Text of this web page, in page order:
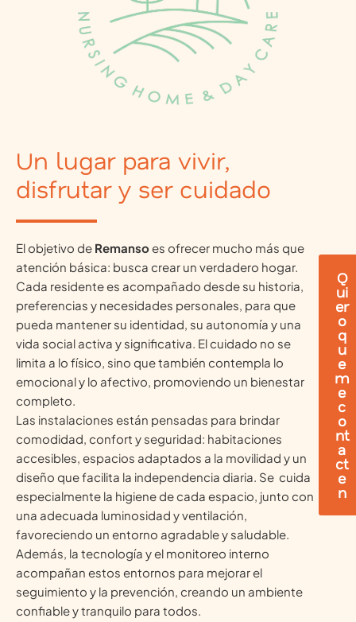
Un lugar para vivir,
disfrutar y ser cuidado
El objetivo de Remansoes ofrecer mucho más que
atención básica: busca crear un verdadero hogar.
Cada residente es acompañado desde su historia,
preferencias y necesidades personales, para que
pueda mantener su identidad, su autonomía y una
vida social activa y significativa. El cuidado no se
limita a lo físico, sino que también contempla lo
emocional y lo afectivo, promoviendo un bienestar
completo.
Las instalaciones están pensadas para brindar
comodidad, confort y seguridad: habitaciones
accesibles, espacios adaptados a la movilidad y un
diseño que facilita la independencia diaria. Se cuida
especialmente la higiene de cada espacio, junto con
una adecuada luminosidad y ventilación,
favoreciendo un entorno agradable y saludable.
Además, la tecnología y el monitoreo interno
acompañan estos entornos para mejorar el
seguimiento y la prevención, creando un ambiente
confiable y tranquilo para todos.
Q
ui
er
o
q
u
e
m
e
c
o
nt
a
ct
e
n